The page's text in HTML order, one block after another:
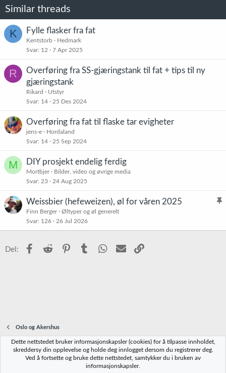
n
e
r
Similar threads
K Fylle flasker fra fat
Kentstorb
Hedmark
Svar 12 7 Apr 2025
R
Overføring fra SS-gjæringstank til fat + tips til ny
gjæringstank
Rikard
Utstyr
Svar 14 25 Des 2024
Overføring fra fat til flaske tar evigheter
jens-e
Hordaland
Svar 14 25 Sep 2024
M DIY prosjekt endelig ferdig
Mortbjer
Bilder, video og øvrige media
Svar 23 24 Aug 2025
K
s
Weissbier (hefeweizen), øl for våren 2025
Finn Berger
Øltyper og øl generelt
Svar 126 26 Jul 2026
Del: Facebook
Reddit PinterestTumblr WhatsApp
E-post
Oslo og Akershus
Norbrygg-default
Vilkår og regler Personvernregler
Dette nettstedet bruker informasjonskapsler (cookies) for å tilpasse innholdet,
skreddersy din opplevelse og holde deg innlogget dersom du registrerer deg.
Ved å fortsette og bruke dette nettstedet, samtykker du i bruken av
informasjonskapsler.